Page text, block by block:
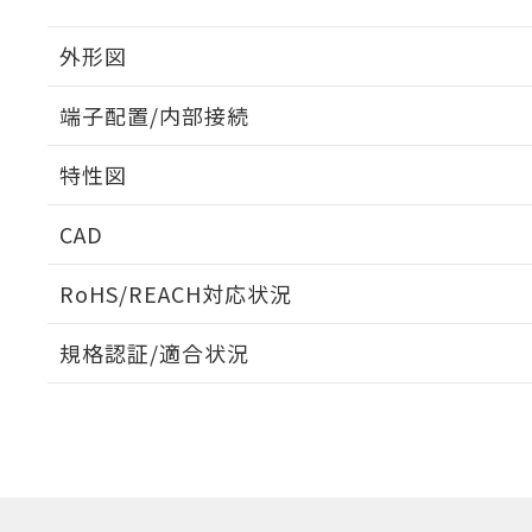
外形図
端子配置/内部接続
特性図
CAD
RoHS/REACH対応状況
EU RoHS 注意事項・凡例
規格認証/適合状況